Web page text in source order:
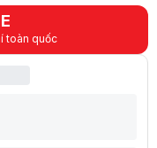
toàn quốc